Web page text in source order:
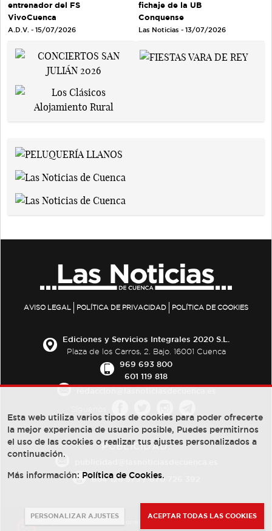
entrenador del FS
VivoCuenca
A.D.V. - 15/07/2026
fichaje de la UB
Conquense
Las Noticias - 13/07/2026
AVISO LEGAL POLÍTICA DE PRIVACIDAD POLÍTICA DE COOKIES
Ediciones y Servicios Integrales 2020 S.L.
Plaza de los Carros, 2. Bajo. 16001 Cuenca
969 693 800
601 119 818
PUBLICIDAD:
684 126 573/670 726 392
Esta web utiliza varios tipos de cookies para poder ofrecerte
la mejor experiencia de usuario posible, Puedes permitirnos
el uso de las cookies o realizar tus ajustes personalizados a
continuación.
Más información: Política de Cookies.
PERSONALIZAR AJUSTES ACEPTAR TODAS LAS COOKIES